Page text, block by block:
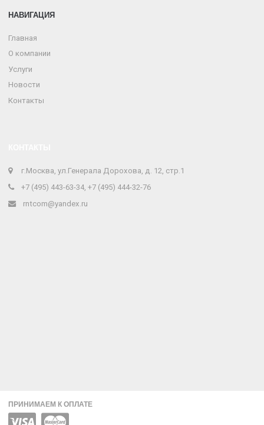
г.Москва, ул.Генерала Дорохова, д. 12, стр.1
+7 (495) 443-63-34, +7 (495) 444-32-76
rntcom@yandex.ru
НАВИГАЦИЯ
Главная
О компании
Услуги
Новости
Контакты
ПРИНИМАЕМ К ОПЛАТЕ